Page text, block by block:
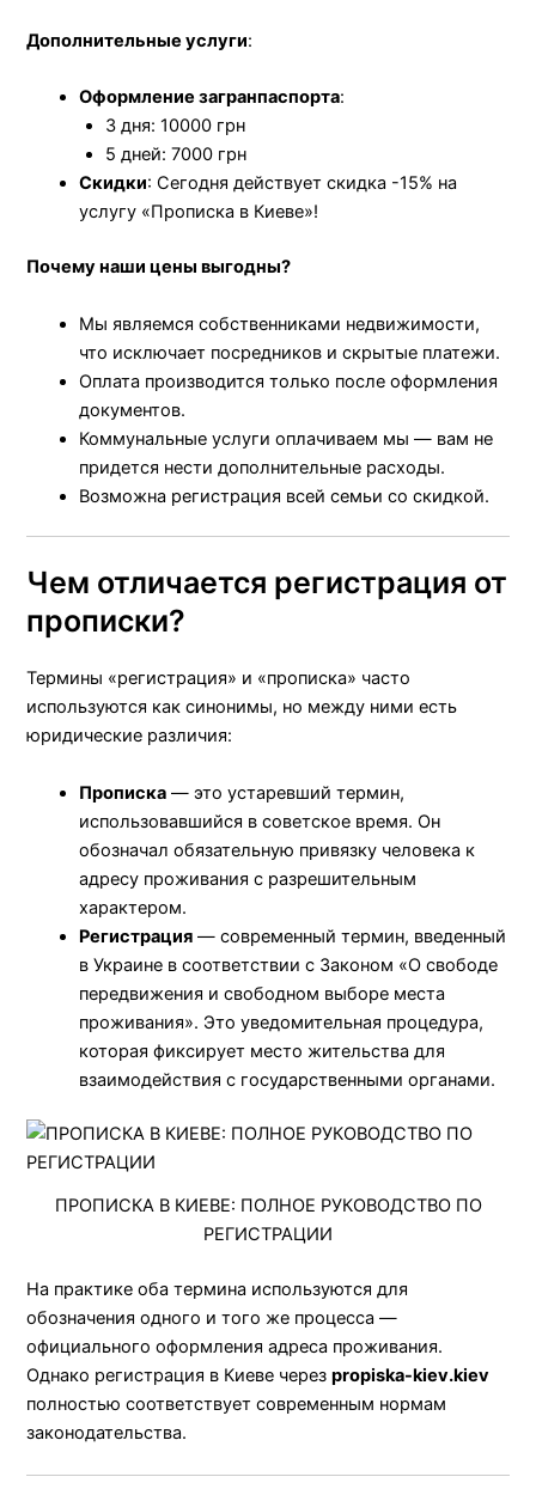
Дополнительные услуги:
Оформление загранпаспорта:
3 дня: 10000 грн
5 дней: 7000 грн
Скидки: Сегодня действует скидка -15% на
услугу «Прописка в Киеве»!
Почему наши цены выгодны?
Мы являемся собственниками недвижимости,
что исключает посредников и скрытые платежи.
Оплата производится только после оформления
документов.
Коммунальные услуги оплачиваем мы — вам не
придется нести дополнительные расходы.
Возможна регистрация всей семьи со скидкой.
Чем отличается регистрация от
прописки?
Термины «регистрация» и «прописка» часто
используются как синонимы, но между ними есть
юридические различия:
Прописка — это устаревший термин,
использовавшийся в советское время. Он
обозначал обязательную привязку человека к
адресу проживания с разрешительным
характером.
Регистрация — современный термин, введенный
в Украине в соответствии с Законом «О свободе
передвижения и свободном выборе места
проживания». Это уведомительная процедура,
которая фиксирует место жительства для
взаимодействия с государственными органами.
ПРОПИСКА В КИЕВЕ: ПОЛНОЕ РУКОВОДСТВО ПО
РЕГИСТРАЦИИ
На практике оба термина используются для
обозначения одного и того же процесса —
официального оформления адреса проживания.
Однако регистрация в Киеве черезpropiska-kiev.kiev
полностью соответствует современным нормам
законодательства.